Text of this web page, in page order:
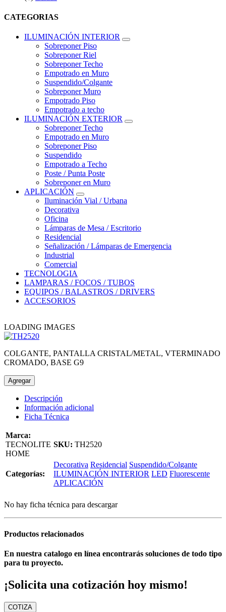
CATEGORIAS
ILUMINACIÓN INTERIOR
Sobreponer Piso
Sobreponer Riel
Sobreponer Techo
Empotrado en Muro
Suspendido/Colgante
Sobreponer Muro
Empotrado Piso
Empotrado a techo
ILUMINACIÓN EXTERIOR
Sobreponer Techo
Empotrado en Muro
Sobreponer Piso
Suspendido
Empotrado a Techo
Poste / Punta Poste
Sobreponer en Muro
APLICACIÓN
Iluminación Vial / Urbana
Decorativa
Oficina
Lámparas de Mesa / Escritorio
Residencial
Señalización / Lámparas de Emergencia
Industrial
Comercial
TECNOLOGIA
LAMPARAS / FOCOS / TUBOS
EQUIPOS / BALASTROS / DRIVERS
ACCESORIOS
LOADING IMAGES
COLGANTE, PANTALLA CRISTAL/METAL, VTERMINADO
CROMADO, BASE G9
Agregar
Descripción
Información adicional
Ficha Técnica
Marca:
TECNOLITE
HOME
SKU: TH2520
Categorías:
Decorativa Residencial Suspendido/Colgante
ILUMINACIÓN INTERIOR LED Fluorescente
APLICACIÓN
No hay ficha técnica para descargar
Productos relacionados
En nuestra catalogo en línea encontrarás soluciones de todo tipo
para tu proyecto.
¡Solicita una cotización hoy mismo!
COTIZA